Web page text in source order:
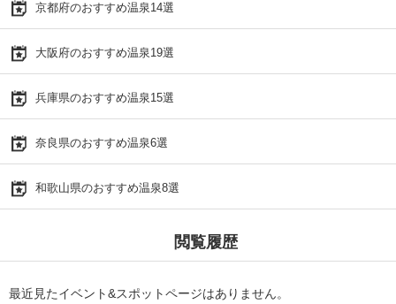
京都府のおすすめ温泉14選
大阪府のおすすめ温泉19選
兵庫県のおすすめ温泉15選
奈良県のおすすめ温泉6選
和歌山県のおすすめ温泉8選
閲覧履歴
最近見たイベント&スポットページはありません。